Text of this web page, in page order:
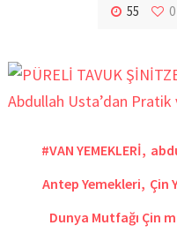
55 0
#VAN YEMEKLERİ,
Antep Yemekleri, Çin
Dunya Mutfağı Çin